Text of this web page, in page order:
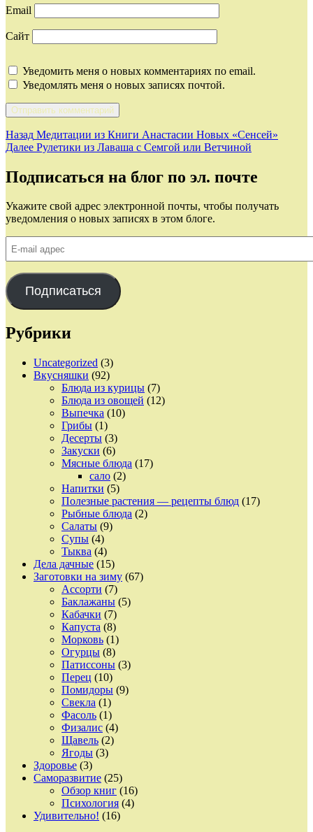
Email
Сайт
Уведомить меня о новых комментариях по email.
Уведомлять меня о новых записях почтой.
Навигация
по
записям
Назад Предыдущая
запись:
Медитации из Книги Анастасии Новых «Сенсей»
Далее Следующая
Рулетики из Лаваша с Семгой или Ветчиной
Подписаться на блог по эл. почте
Укажите свой адрес электронной почты, чтобы получать
уведомления о новых записях в этом блоге.
mail
Подписаться
Рубрики
Uncategorized (3)
Вкусняшки (92)
Блюда из курицы (7)
Блюда из овощей (12)
Выпечка (10)
Грибы (1)
Десерты (3)
Закуски (6)
Мясные блюда (17)
сало (2)
Напитки (5)
Полезные растения — рецепты блюд (17)
Рыбные блюда (2)
Салаты (9)
Супы (4)
Тыква (4)
Дела дачные (15)
Заготовки на зиму (67)
Ассорти (7)
Баклажаны (5)
Кабачки (7)
Капуста (8)
Морковь (1)
Огурцы (8)
Патиссоны (3)
Перец (10)
Помидоры (9)
Свекла (1)
Фасоль (1)
Физалис (4)
Щавель (2)
Ягоды (3)
Здоровье (3)
Саморазвитие (25)
Обзор книг (16)
Психология (4)
Удивительно! (16)